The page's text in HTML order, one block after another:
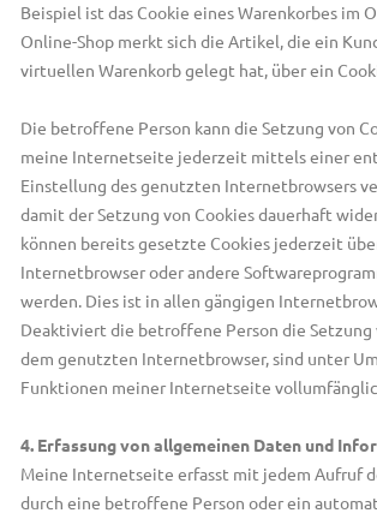
Beispiel ist das Cookie eines Warenkorbes im
Online-Shop merkt sich die Artikel, die ein
virtuellen Warenkorb gelegt hat, über ein
Die betroffene Person kann die Setzung von
meine Internetseite jederzeit mittels einer
Einstellung des genutzten Internetbrowsers
damit der Setzung von Cookies dauerhaft
können bereits gesetzte Cookies jederzeit
Internetbrowser oder andere
werden. Dies ist in allen gängigen
Deaktiviert die betroffene Person die Setzung
dem genutzten Internetbrowser, sind unter
Funktionen meiner Internetseite
4. Erfassung von allgemeinen Daten und
Meine Internetseite erfasst mit jedem Aufruf
durch eine betroffene Person oder ein